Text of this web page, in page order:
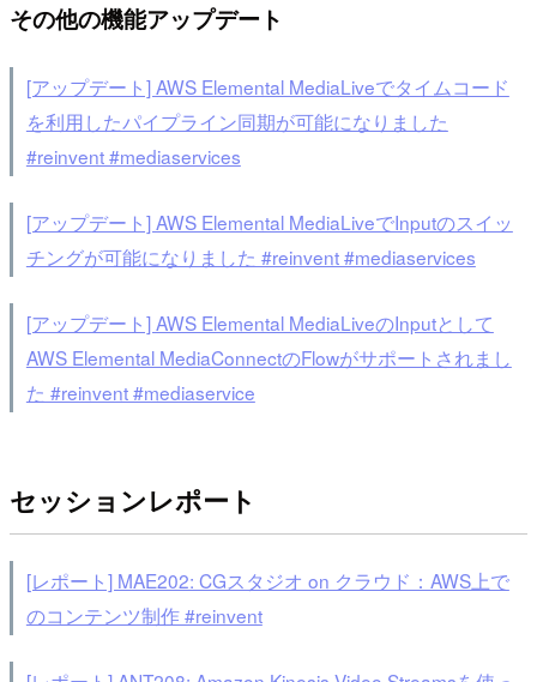
その他の機能アップデート
[アップデート] AWS Elemental MediaLiveでタイムコード
を利用したパイプライン同期が可能になりました
#reinvent #mediaservices
[アップデート] AWS Elemental MediaLiveでInputのスイッ
チングが可能になりました #reinvent #mediaservices
[アップデート] AWS Elemental MediaLiveのInputとして
AWS Elemental MediaConnectのFlowがサポートされまし
た #reinvent #mediaservice
セッションレポート
[レポート] MAE202: CGスタジオ on クラウド：AWS上で
のコンテンツ制作 #reinvent